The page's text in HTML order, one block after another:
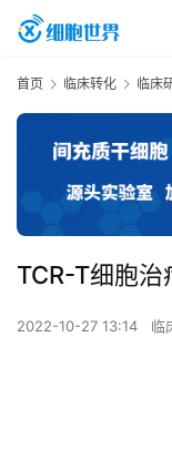
首页 临床转化 临床
TCR-T细胞
2022-10-27 13:14 临